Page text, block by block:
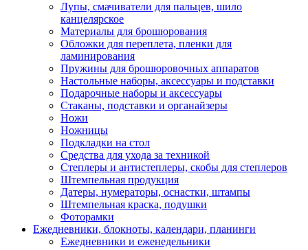
Лупы, смачиватели для пальцев, шило
канцелярское
Материалы для брошюрования
Обложки для переплета, пленки для
ламинирования
Пружины для брошюровочных аппаратов
Настольные наборы, аксессуары и подставки
Подарочные наборы и аксессуары
Стаканы, подставки и органайзеры
Ножи
Ножницы
Подкладки на стол
Средства для ухода за техникой
Степлеры и антистеплеры, скобы для степлеров
Штемпельная продукция
Датеры, нумераторы, оснастки, штампы
Штемпельная краска, подушки
Фоторамки
Ежедневники, блокноты, календари, планинги
Ежедневники и еженедельники